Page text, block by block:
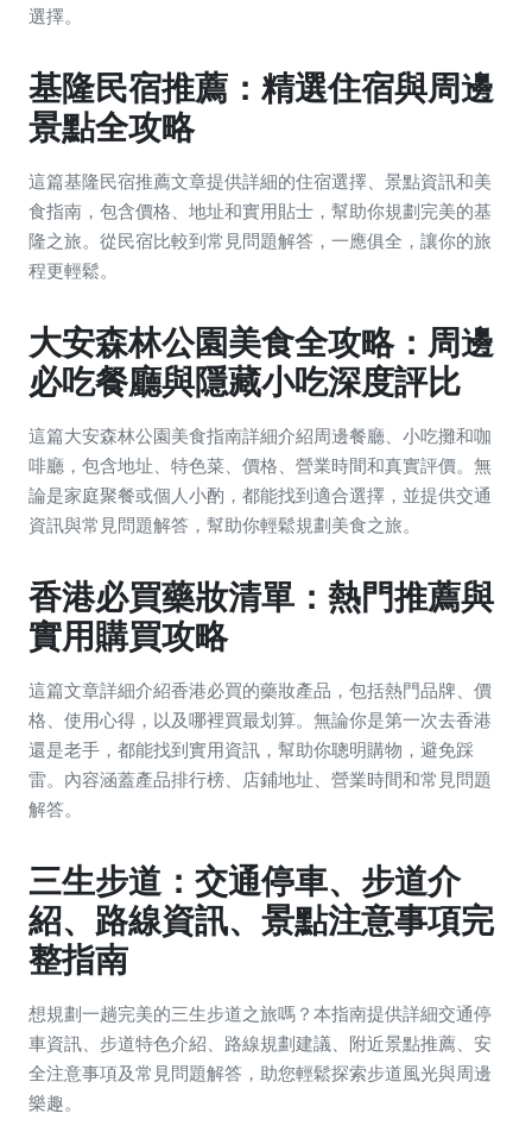
選擇。
基隆民宿推薦：精選住宿與周邊
景點全攻略
這篇基隆民宿推薦文章提供詳細的住宿選擇、景點資訊和美
食指南，包含價格、地址和實用貼士，幫助你規劃完美的基
隆之旅。從民宿比較到常見問題解答，一應俱全，讓你的旅
程更輕鬆。
大安森林公園美食全攻略：周邊
必吃餐廳與隱藏小吃深度評比
這篇大安森林公園美食指南詳細介紹周邊餐廳、小吃攤和咖
啡廳，包含地址、特色菜、價格、營業時間和真實評價。無
論是家庭聚餐或個人小酌，都能找到適合選擇，並提供交通
資訊與常見問題解答，幫助你輕鬆規劃美食之旅。
香港必買藥妝清單：熱門推薦與
實用購買攻略
這篇文章詳細介紹香港必買的藥妝產品，包括熱門品牌、價
格、使用心得，以及哪裡買最划算。無論你是第一次去香港
還是老手，都能找到實用資訊，幫助你聰明購物，避免踩
雷。內容涵蓋產品排行榜、店鋪地址、營業時間和常見問題
解答。
三生步道：交通停車、步道介
紹、路線資訊、景點注意事項完
整指南
想規劃一趟完美的三生步道之旅嗎？本指南提供詳細交通停
車資訊、步道特色介紹、路線規劃建議、附近景點推薦、安
全注意事項及常見問題解答，助您輕鬆探索步道風光與周邊
樂趣。